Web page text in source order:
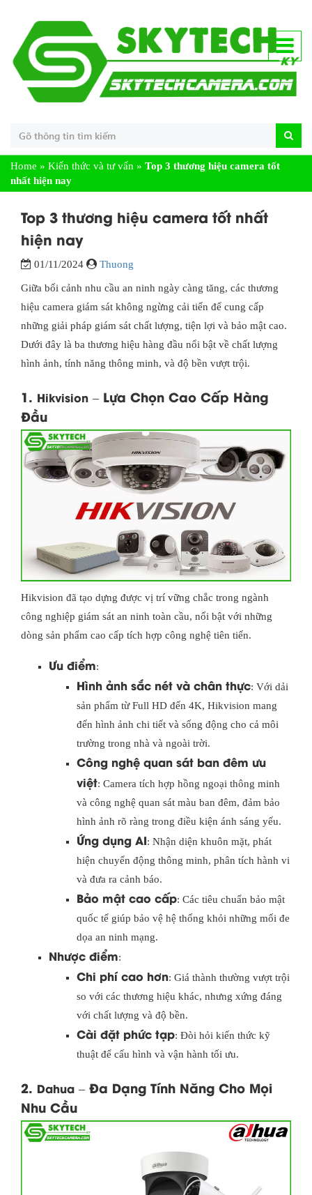
Home » Kiến thức và tư vấn » Top 3 thương hiệu camera tốt
nhất hiện nay
Top 3 thương hiệu camera tốt nhất
hiện nay
01/11/2024 Thuong
Giữa bối cảnh nhu cầu an ninh ngày càng tăng, các thương
hiệu camera giám sát không ngừng cải tiến để cung cấp
những giải pháp giám sát chất lượng, tiện lợi và bảo mật cao.
Dưới đây là ba thương hiệu hàng đầu nổi bật về chất lượng
hình ảnh, tính năng thông minh, và độ bền vượt trội.
1. Hikvision – Lựa Chọn Cao Cấp Hàng
Đầu
Hikvision đã tạo dựng được vị trí vững chắc trong ngành
công nghiệp giám sát an ninh toàn cầu, nổi bật với những
dòng sản phẩm cao cấp tích hợp công nghệ tiên tiến.
Ưu điểm:
Hình ảnh sắc nét và chân thực: Với dải
sản phẩm từ Full HD đến 4K, Hikvision mang
đến hình ảnh chi tiết và sống động cho cả môi
trường trong nhà và ngoài trời.
Công nghệ quan sát ban đêm ưu
việt: Camera tích hợp hồng ngoại thông minh
và công nghệ quan sát màu ban đêm, đảm bảo
hình ảnh rõ ràng trong điều kiện ánh sáng yếu.
Ứng dụng AI: Nhận diện khuôn mặt, phát
hiện chuyển động thông minh, phân tích hành vi
và đưa ra cảnh báo.
Bảo mật cao cấp: Các tiêu chuẩn bảo mật
quốc tế giúp bảo vệ hệ thống khỏi những mối đe
dọa an ninh mạng.
Nhược điểm:
Chi phí cao hơn: Giá thành thường vượt trội
so với các thương hiệu khác, nhưng xứng đáng
với chất lượng và độ bền.
Cài đặt phức tạp: Đòi hỏi kiến thức kỹ
thuật để cấu hình và vận hành tối ưu.
2. Dahua – Đa Dạng Tính Năng Cho Mọi
Nhu Cầu